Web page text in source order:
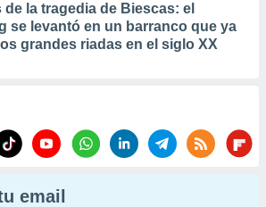
de la tragedia de Biescas: el
se levantó en un barranco que ya
grandes riadas en el siglo XX
email